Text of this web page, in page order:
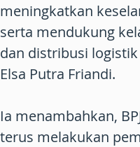
meningkatkan
serta mendukung
dan distribusi
Elsa Putra Friandi.
Ia menambahkan,
terus melakukan